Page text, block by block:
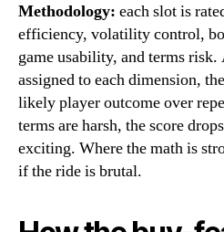
Methodology: each slot is
efficiency, volatility control,
game usability, and terms
assigned to each dimension,
likely player outcome over
terms are harsh, the score
exciting. Where the math is
if the ride is brutal.